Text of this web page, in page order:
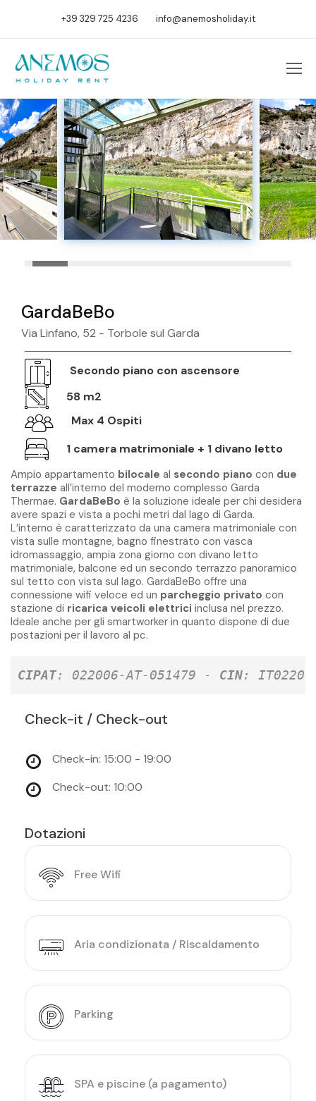
+39 329 725 4236 info@anemosholiday.it
GardaBeBo
Via Linfano, 52 - Torbole sul Garda
Secondo piano con ascensore
58 m2
Max 4 Ospiti
1 camera matrimoniale + 1 divano letto
Ampio appartamento bilocale al secondo piano con due
terrazze all’interno del moderno complesso Garda
Thermae. GardaBeBo è la soluzione ideale per chi desidera
avere spazi e vista a pochi metri dal lago di Garda.
L’interno è caratterizzato da una camera matrimoniale con
vista sulle montagne, bagno finestrato con vasca
idromassaggio, ampia zona giorno con divano letto
matrimoniale, balcone ed un secondo terrazzo panoramico
sul tetto con vista sul lago. GardaBeBo offre una
connessione wifi veloce ed un parcheggio privato con
stazione di ricarica veicoli elettrici inclusa nel prezzo.
Ideale anche per gli smartworker in quanto dispone di due
postazioni per il lavoro al pc.
CIPAT: 022006-AT-051479 - CIN:
Check-it / Check-out
Check-in: 15:00 - 19:00
Check-out: 10:00
Dotazioni
Free Wifi
Aria condizionata / Riscaldamento
Parking
SPA e piscine (a pagamento)